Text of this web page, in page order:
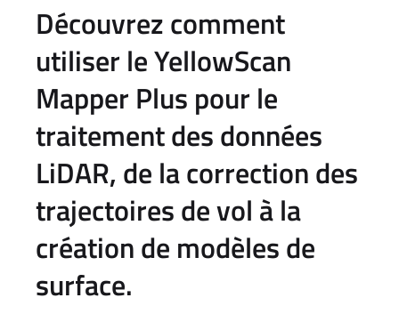
Découvrez comment
utiliser le YellowScan
Mapper Plus pour le
traitement des données
LiDAR, de la correction des
trajectoires de vol à la
création de modèles de
surface.